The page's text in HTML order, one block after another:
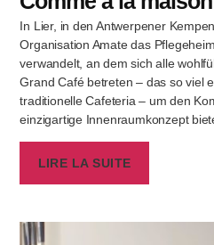
In Lier, in den Antwerpener
Organisation Amate das
verwandelt, an dem sich alle
Grand Café betreten – das so viel
traditionelle Cafeteria – um den
einzigartige Innenraumkonzept
LIRE LA SUITE